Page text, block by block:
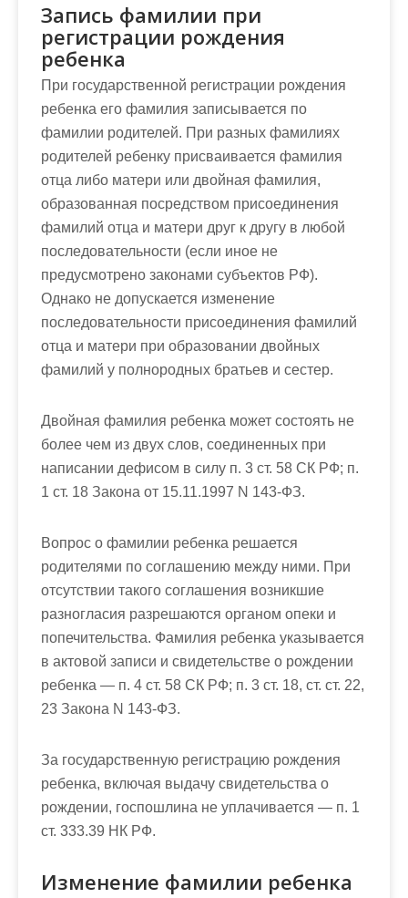
Запись фамилии при
регистрации рождения
ребенка
При государственной регистрации рождения
ребенка его фамилия записывается по
фамилии родителей. При разных фамилиях
родителей ребенку присваивается фамилия
отца либо матери или двойная фамилия,
образованная посредством присоединения
фамилий отца и матери друг к другу в любой
последовательности (если иное не
предусмотрено законами субъектов РФ).
Однако не допускается изменение
последовательности присоединения фамилий
отца и матери при образовании двойных
фамилий у полнородных братьев и сестер.
Двойная фамилия ребенка может состоять не
более чем из двух слов, соединенных при
написании дефисом в силу п. 3 ст. 58 СК РФ; п.
1 ст. 18 Закона от 15.11.1997 N 143-ФЗ.
Вопрос о фамилии ребенка решается
родителями по соглашению между ними. При
отсутствии такого соглашения возникшие
разногласия разрешаются органом опеки и
попечительства. Фамилия ребенка указывается
в актовой записи и свидетельстве о рождении
ребенка — п. 4 ст. 58 СК РФ; п. 3 ст. 18, ст. ст. 22,
23 Закона N 143-ФЗ.
За государственную регистрацию рождения
ребенка, включая выдачу свидетельства о
рождении, госпошлина не уплачивается — п. 1
ст. 333.39 НК РФ.
Изменение фамилии ребенка